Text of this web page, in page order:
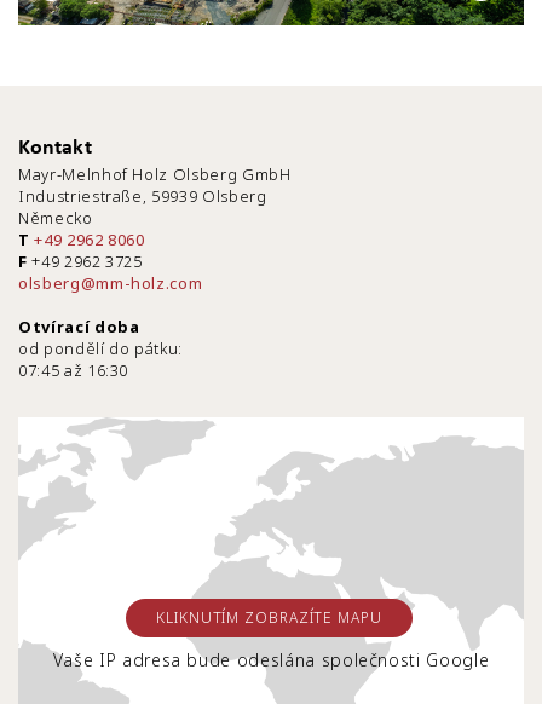
Kontakt
Mayr-Melnhof Holz Olsberg GmbH
Industriestraße, 59939 Olsberg
Německo
T +49 2962 8060
F +49 2962 3725
olsberg@mm-holz.com
Otvírací doba
od pondělí do pátku:
07:45 až 16:30
KLIKNUTÍM ZOBRAZÍTE MAPU
Vaše IP adresa bude odeslána společnosti Google